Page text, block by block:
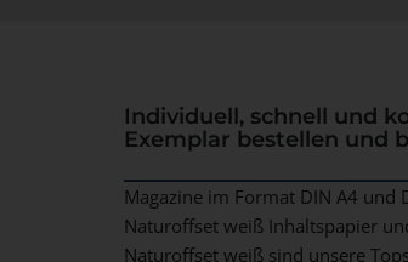
Individuell, schnell und
Exemplar bestellen und
Magazine im Format DIN A4 und
Naturoffset weiß Inhaltspapier
Naturoffset weiß sind unsere